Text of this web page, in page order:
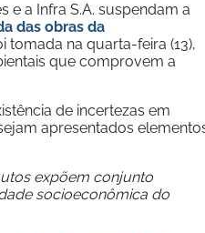
e a Infra S.A. suspendam a
das obras da
tomada na quarta-feira (13),
que comprovem a
de incertezas em
apresentados
expõem conjunto
socioeconômica do